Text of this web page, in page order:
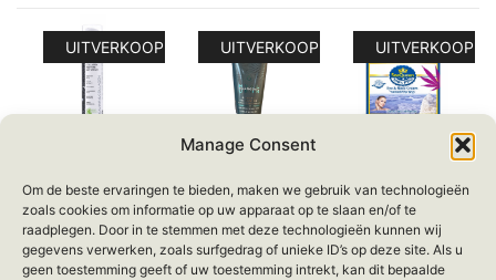
Manage Consent
Om de beste ervaringen te bieden, maken we gebruik van technologieën
zoals cookies om informatie op uw apparaat op te slaan en/of te
raadplegen. Door in te stemmen met deze technologieën kunnen wij
gegevens verwerken, zoals surfgedrag of unieke ID’s op deze site. Als u
geen toestemming geeft of uw toestemming intrekt, kan dit bepaalde
UITVERKOOP!
Sea Minerals
Caviar &
Collagen –
Collagen
UITVERKOOP!
Reviving Face
Wash
€39.95 Oorspronkelijke
€29.95Huidige
UITVERKOOP!
Dead Sea
Minerals
Cannabis Eye &
Neck Cream SPF